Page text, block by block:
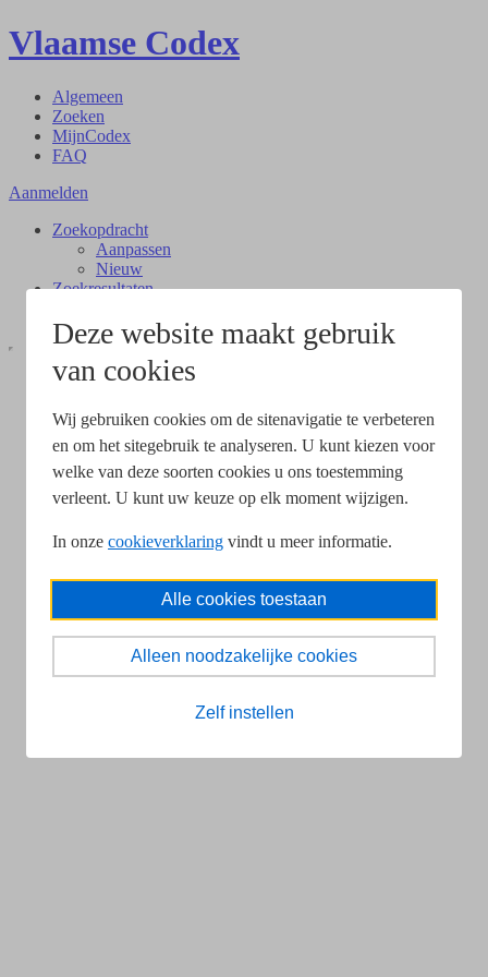
Deze website maakt gebruik
van cookies
Wij gebruiken cookies om de sitenavigatie te verbeteren
en om het sitegebruik te analyseren. U kunt kiezen voor
welke van deze soorten cookies u ons toestemming
verleent. U kunt uw keuze op elk moment wijzigen.
In onze cookieverklaring vindt u meer informatie.
Alle cookies toestaan
Alleen noodzakelijke cookies
Zelf instellen
Vlaamse Codex
Algemeen
Zoeken
MijnCodex
FAQ
Aanmelden
Zoekopdracht
Aanpassen
Nieuw
Zoekresultaten